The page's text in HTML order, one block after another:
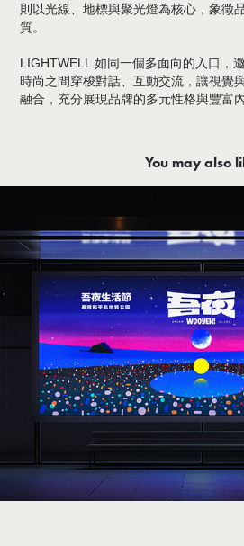
則以光線、地標與聚光燈為核心，象徵
質。
LIGHTWELL 如同一個多面向的入口，
時尚之間穿梭對話、互動交流，讓視覺
融合，充分展現品牌的多元性格與豐富內
You may also
WOOYEH! 吾夜生